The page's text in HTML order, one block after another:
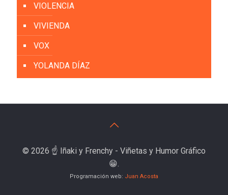
VIOLENCIA
VIVIENDA
VOX
YOLANDA DÍAZ
© 2026 ☝️ Iñaki y Frenchy - Viñetas y Humor Gráfico
😁.
Programación web: Juan Acosta